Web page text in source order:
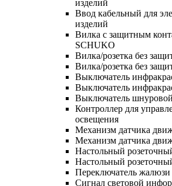
изделий
Ввод кабельный для
изделий
Вилка с защитным
SCHUKO
Вилка/розетка без
Вилка/розетка без
Выключатель
Выключатель
Выключатель
Контроллер для
освещения
Механизм датчика
Механизм датчика
Настольный
Настольный
Переключатель жалюзи
Сигнал световой